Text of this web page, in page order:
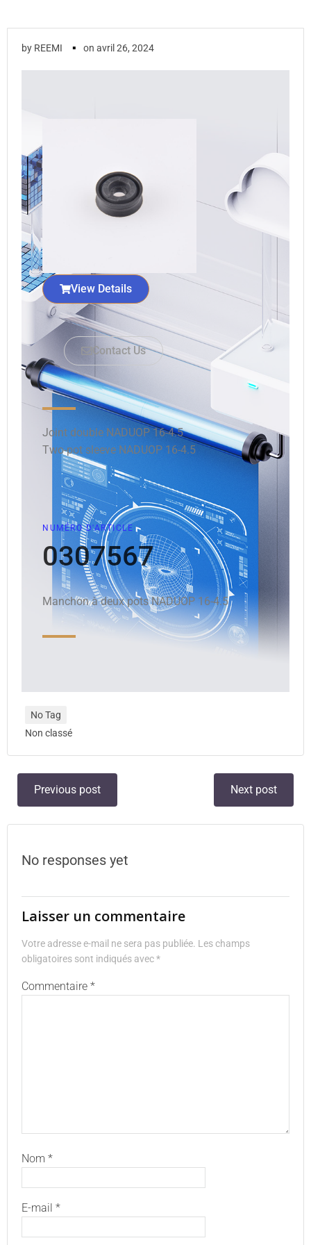
by REEMI ▪ on avril 26, 2024
View Details
Contact Us
Joint double NADUOP 16-4.5
Two-pot sleeve NADUOP 16-4.5
NUMÉRO D'ARTICLE
0307567
Manchon à deux pots NADUOP 16-4.5
No Tag
Non classé
Previous post Next post
No responses yet
Laisser un commentaire
Votre adresse e-mail ne sera pas publiée. Les champs
obligatoires sont indiqués avec*
Commentaire *
Nom *
E-mail *